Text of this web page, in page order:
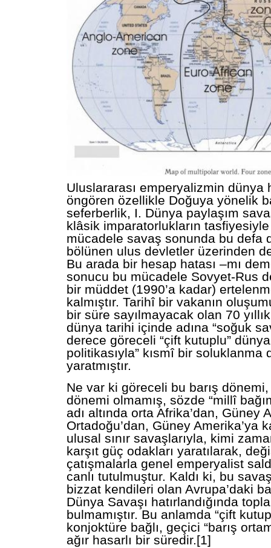
Uluslararası emperyalizmin dünya
öngören özellikle Doğuya yönelik
seferberlik, I. Dünya paylaşım
klâsik imparatorlukların
mücadele savaş sonunda bu defa
bölünen ulus devletler üzerinden
Bu arada bir hesap hatası –mı
sonucu bu mücadele Sovyet-Rus
bir müddet (1990’a kadar)
kalmıştır. Tarihî bir vakanın
bir süre sayılmayacak olan 70
dünya tarihi içinde adına “soğuk
derece göreceli “çift kutuplu”
politikasıyla” kısmî bir soluklanma
yaratmıştır.
Ne var ki göreceli bu barış
dönemi olmamış, sözde “millî
adı altında orta Afrika’dan, Güney
Ortadoğu’dan, Güney Amerika’ya
ulusal sınır savaşlarıyla, kimi
karşıt güç odakları yaratılarak,
çatışmalarla genel emperyalist
canlı tutulmuştur. Kaldı ki, bu
bizzat kendileri olan Avrupa’daki
Dünya Savaşı hatırlandığında
bulmamıştır. Bu anlamda “çift
konjoktüre bağlı, geçici “barış
ağır hasarlı bir süredir.[1]